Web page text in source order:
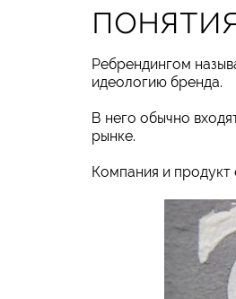
Ребрендингом
идеологию бренда.
В него обычно
рынке.
Компания и